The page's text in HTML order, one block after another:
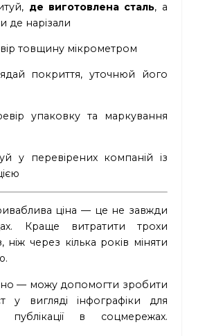
де виготовлена сталь, а
де нарізали
товщину мікрометром
покриття, уточнюй його
упаковку та маркування
у перевірених компаній із
ціна — це не завжди
Краще витратити трохи
ніж через кілька років міняти
— можу допомогти зробити
у вигляді інфографіки для
в соцмережах.